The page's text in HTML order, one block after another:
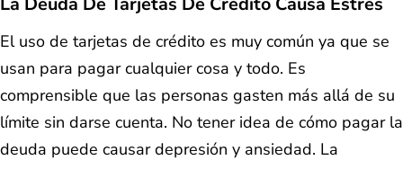
El uso de tarjetas de crédito es muy común ya que se
usan para pagar cualquier cosa y todo. Es
comprensible que las personas gasten más allá de su
límite sin darse cuenta. No tener idea de cómo pagar la
deuda puede causar depresión y ansiedad. La